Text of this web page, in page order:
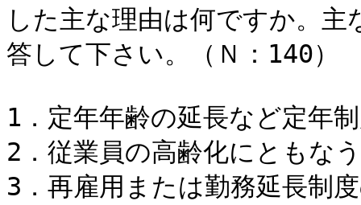
した主な理由は何ですか。
答して下さい。（Ｎ：140）
1．定年年齢の延長
2．従業員の高齢化にと
3．再雇用または